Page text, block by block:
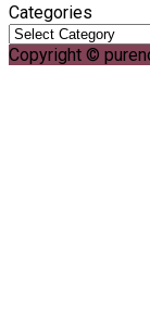
Categories
Copyright ©